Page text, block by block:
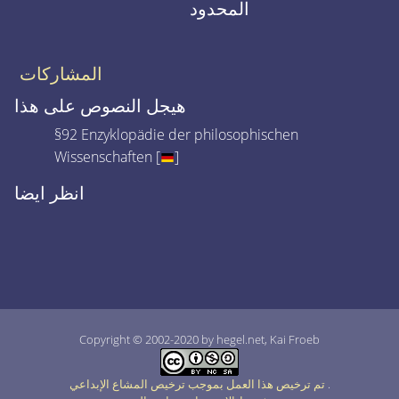
المحدود
المشاركات
هيجل النصوص على هذا
§92 Enzyklopädie der philosophischen
Wissenschaften [
]
انظر ايضا
Copyright © 2002-2020 by hegel.net, Kai Froeb
.